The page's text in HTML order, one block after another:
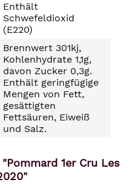
Enthält
Schwefeldioxid
(E220)
Brennwert 301kj,
Kohlenhydrate 1,1g,
davon Zucker 0,3g.
Enthält geringfügige
Mengen von Fett,
gesättigten
Fettsäuren, Eiweiß
und Salz.
1er Cru Les